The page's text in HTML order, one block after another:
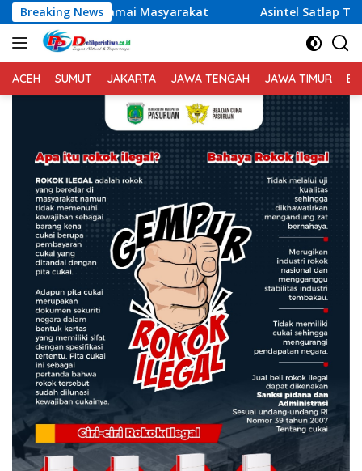
Langsung
ke
konten
Breaking News
Damai Masyarakat Asintel Satlap Tricakti Beri
ACEH SUMUT JAKARTA JAWA TENGAH JAWA TIMUR